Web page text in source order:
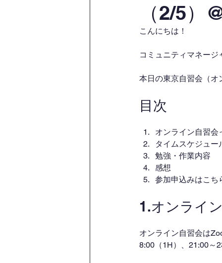
（2/5
こんにちは！
コミュニティマネー
本日の東京自習会（オ
目次
オンライン自習会
タイムスケジュー
勉強・作業内容
感想
参加申込みはこち
1.オンライ
オンライン自習会は
8:00（1H）、21:00～